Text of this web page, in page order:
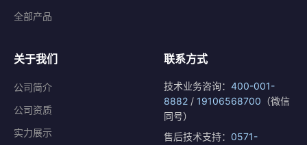
全部产品
关于我们
公司简介
公司资质
实力展示
联系方式
技术业务咨询： 400-001-
8882 / 19106568700 （微信
同号）
售后技术支持： 0571-